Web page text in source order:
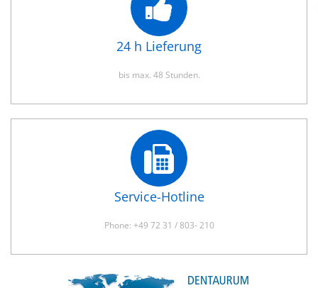
24 h Lieferung
bis max. 48 Stunden.
Service-Hotline
Phone: +49 72 31 / 803- 210